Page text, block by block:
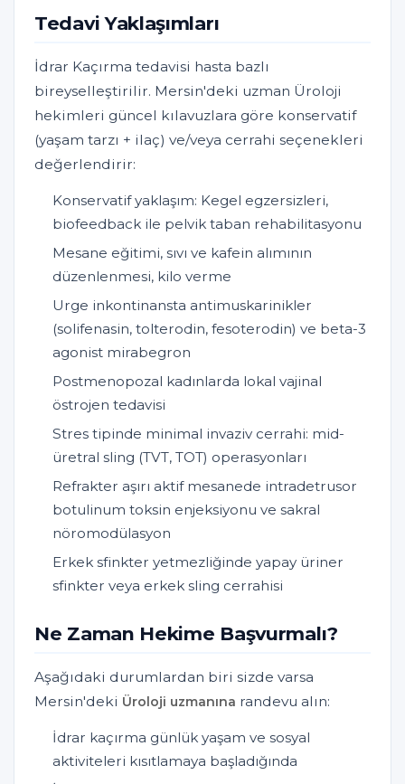
Tedavi Yaklaşımları
İdrar Kaçırma tedavisi hasta bazlı
bireyselleştirilir. Mersin'deki uzman Üroloji
hekimleri güncel kılavuzlara göre konservatif
(yaşam tarzı + ilaç) ve/veya cerrahi seçenekleri
değerlendirir:
Konservatif yaklaşım: Kegel egzersizleri,
biofeedback ile pelvik taban rehabilitasyonu
Mesane eğitimi, sıvı ve kafein alımının
düzenlenmesi, kilo verme
Urge inkontinansta antimuskarinikler
(solifenasin, tolterodin, fesoterodin) ve beta-3
agonist mirabegron
Postmenopozal kadınlarda lokal vajinal
östrojen tedavisi
Stres tipinde minimal invaziv cerrahi: mid-
üretral sling (TVT, TOT) operasyonları
Refrakter aşırı aktif mesanede intradetrusor
botulinum toksin enjeksiyonu ve sakral
nöromodülasyon
Erkek sfinkter yetmezliğinde yapay üriner
sfinkter veya erkek sling cerrahisi
Ne Zaman Hekime Başvurmalı?
Aşağıdaki durumlardan biri sizde varsa
Mersin'deki Üroloji uzmanına randevu alın:
İdrar kaçırma günlük yaşam ve sosyal
aktiviteleri kısıtlamaya başladığında